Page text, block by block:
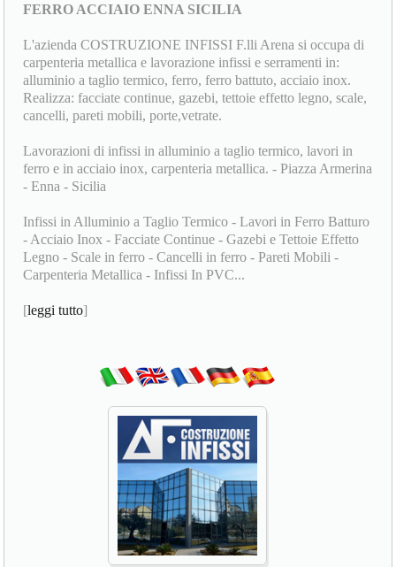
FERRO ACCIAIO ENNA SICILIA
L'azienda COSTRUZIONE INFISSI F.lli Arena si occupa di
carpenteria metallica e lavorazione infissi e serramenti in:
alluminio a taglio termico, ferro, ferro battuto, acciaio inox.
Realizza: facciate continue, gazebi, tettoie effetto legno, scale,
cancelli, pareti mobili, porte,vetrate.
Lavorazioni di infissi in alluminio a taglio termico, lavori in
ferro e in acciaio inox, carpenteria metallica. - Piazza Armerina
- Enna - Sicilia
Infissi in Alluminio a Taglio Termico - Lavori in Ferro Batturo
- Acciaio Inox - Facciate Continue - Gazebi e Tettoie Effetto
Legno - Scale in ferro - Cancelli in ferro - Pareti Mobili -
Carpenteria Metallica - Infissi In PVC...
[leggi tutto]